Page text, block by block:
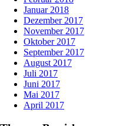
Januar 2018
Dezember 2017
November 2017
Oktober 2017
September 2017
August 2017
Juli 2017
Juni 2017
Mai 2017
April 2017